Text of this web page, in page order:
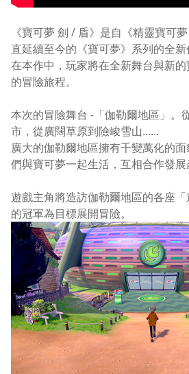
《寶可夢 劍 / 盾》是自《精靈寶可
直延續至今的《寶可夢》系列的全新
在本作中，玩家將在全新舞台與新
的冒險旅程。
本次的冒險舞台 -「伽勒爾地區」。
市，從廣闊草原到險峻雪山......
廣大的伽勒爾地區擁有千變萬化的
們與寶可夢一起生活，互相合作發展
遊戲主角將造訪伽勒爾地區的各座
的冠軍為目標展開冒險。